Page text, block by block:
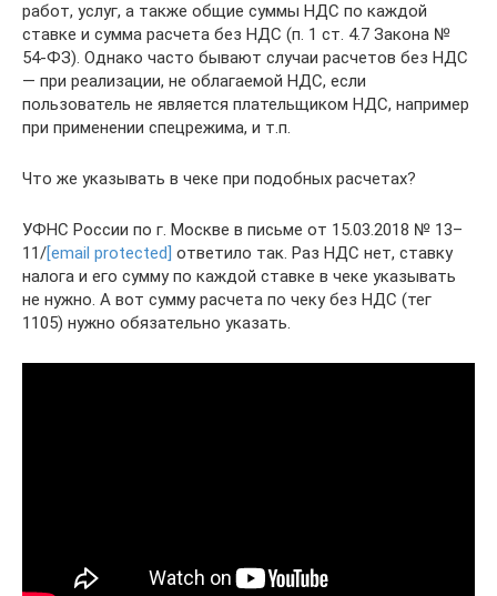
работ, услуг, а также общие суммы НДС по каждой
ставке и сумма расчета без НДС (п. 1 ст. 4.7 Закона №
54-ФЗ). Однако часто бывают случаи расчетов без НДС
— при реализации, не облагаемой НДС, если
пользователь не является плательщиком НДС, например
при применении спецрежима, и т.п.
Что же указывать в чеке при подобных расчетах?
УФНС России по г. Москве в письме от 15.03.2018 № 13–
11/[email protected] ответило так. Раз НДС нет, ставку
налога и его сумму по каждой ставке в чеке указывать
не нужно. А вот сумму расчета по чеку без НДС (тег
1105) нужно обязательно указать.